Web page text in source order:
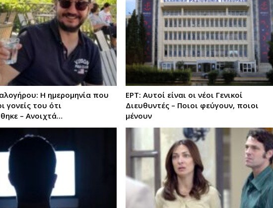
Η ημερομηνία που
γονείς του ότι
– Ανοιχτά…
ΕΡΤ: Αυτοί είναι οι νέοι Γενικοί
Διευθυντές – Ποιοι φεύγουν, ποιοι
μένουν